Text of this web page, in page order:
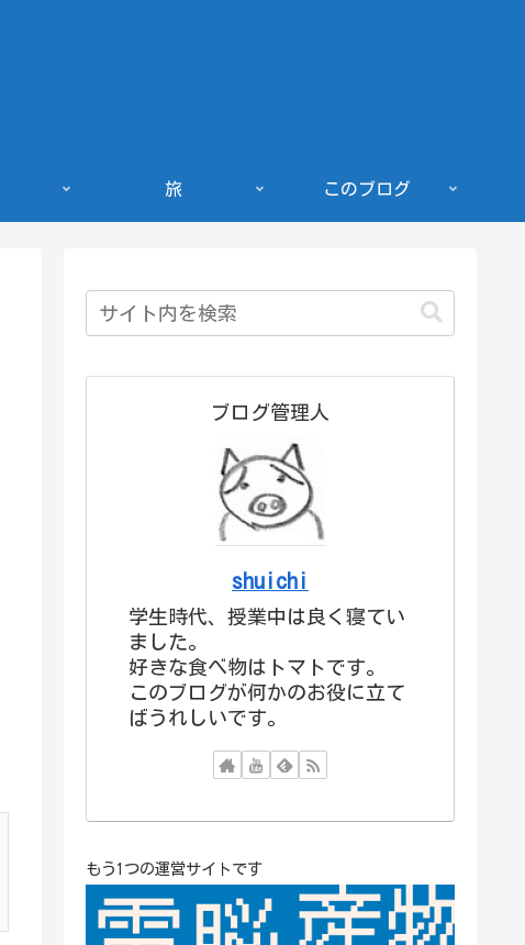
旅 このブログ
ブログ管理人
shuichi
学生時代、授業中は良く寝てい
ました。
好きな食べ物はトマトです。
このブログが何かのお役に立て
ばうれしいです。
もう1つの運営サイトです